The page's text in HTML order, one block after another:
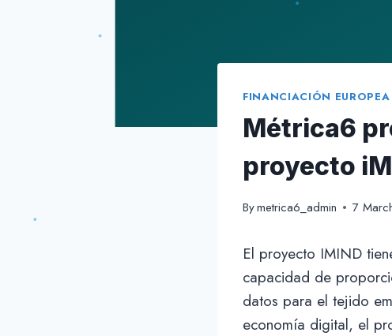
FINANCIACIÓN EUROPEA
Métrica6
proyecto
Bymetrica6_admin 7
El proyecto IMIND
capacidad de
datos para el tejido
economía digital, el